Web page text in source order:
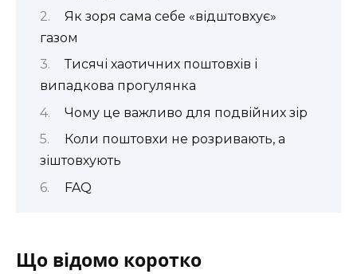
Як зоря сама себе «відштовхує»
газом
Тисячі хаотичних поштовхів і
випадкова прогулянка
Чому це важливо для подвійних зір
Коли поштовхи не розривають, а
зіштовхують
FAQ
Що відомо коротко